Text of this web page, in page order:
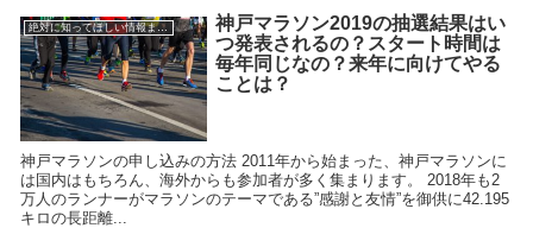
絶対に知ってほしい情報まとめ
神戸マラソン2019の抽選結果はい
つ発表されるの？スタート時間は
毎年同じなの？来年に向けてやる
ことは？
神戸マラソンの申し込みの方法 2011年から始まった、神戸マラソンに
は国内はもちろん、海外からも参加者が多く集まります。 2018年も2
万人のランナーがマラソンのテーマである”感謝と友情”を御供に42.195
キロの長距離...